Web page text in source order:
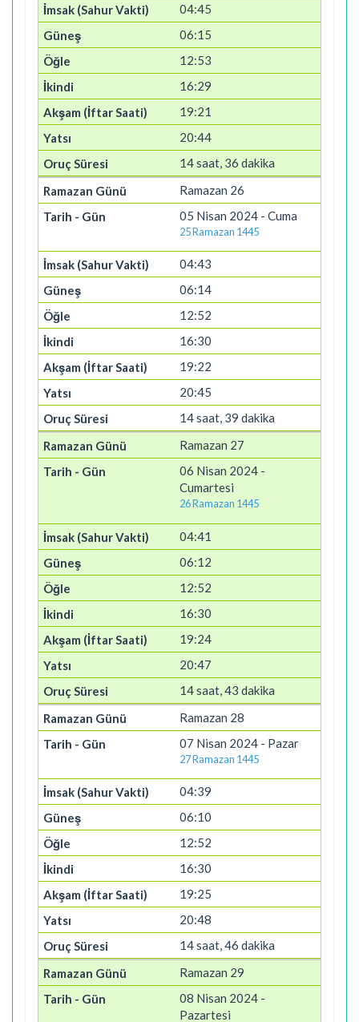
04:45
06:15
12:53
16:29
19:21
20:44
14 saat, 36 dakika
Ramazan 26
05 Nisan 2024 - Cuma
25 Ramazan 1445
04:43
06:14
12:52
16:30
19:22
20:45
14 saat, 39 dakika
Ramazan 27
06 Nisan 2024 -
Cumartesi
26 Ramazan 1445
04:41
06:12
12:52
16:30
19:24
20:47
14 saat, 43 dakika
Ramazan 28
07 Nisan 2024 - Pazar
27 Ramazan 1445
04:39
06:10
12:52
16:30
19:25
20:48
14 saat, 46 dakika
Ramazan 29
08 Nisan 2024 -
Pazartesi